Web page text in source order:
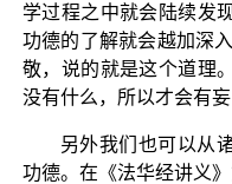
学过程之中就会陆续发
功德的了解就会越加深
敬，说的就是这个道理
没有什么，所以才会有
另外我们也可以从
功德。在《法华经讲义